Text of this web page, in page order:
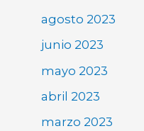
agosto 2023
junio 2023
mayo 2023
abril 2023
marzo 2023